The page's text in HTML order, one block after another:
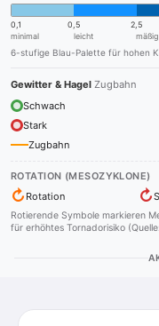
0,1 0,5 2,5
minimal
leicht mäßig
6-stufige Blau-Palette für hohen
Gewitter & Hagel Zugbahn
Schwach
Stark
Zugbahn
ROTATION (MESOZYKLONE)
↻ Rotation ↻
Rotierende Symbole markieren
für erhöhtes Tornadorisiko